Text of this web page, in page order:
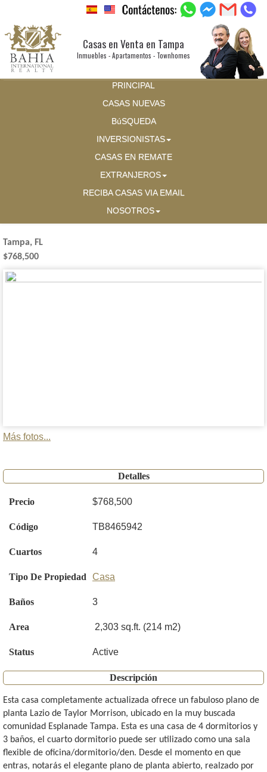
Casas en Venta en Tampa
Inmuebles - Apartamentos - Townhomes
PRINCIPAL
CASAS NUEVAS
BúSQUEDA
INVERSIONISTAS
CASAS EN REMATE
EXTRANJEROS
RECIBA CASAS VIA EMAIL
NOSOTROS
Tampa, FL
$768,500
Más fotos...
Detalles
Precio $768,500
Código TB8465942
Cuartos 4
Tipo De Propiedad Casa
Baños 3
Area 2,303 sq.ft. (214 m2)
Status Active
Descripción
Esta casa completamente actualizada ofrece un fabuloso plano de
planta Lazio de Taylor Morrison, ubicado en la muy buscada
comunidad Esplanade Tampa. Esta es una casa de 4 dormitorios y
3 baños, el cuarto dormitorio puede ser utilizado como una sala
flexible de oficina/dormitorio/den. Desde el momento en que
entras, notarás el elegante plano de planta abierto, realzado por